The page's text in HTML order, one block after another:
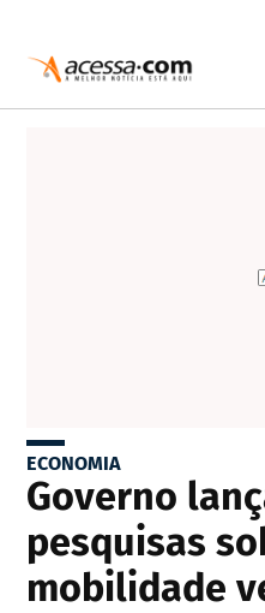
ECONOMIA
Governo
pesquisas
mobilidade